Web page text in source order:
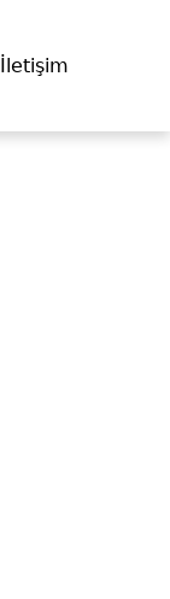
İletişim